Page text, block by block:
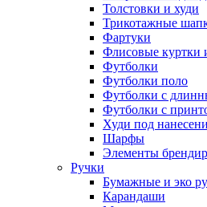
Толстовки и худи
Трикотажные
Фартуки
Флисовые куртки
Футболки
Футболки поло
Футболки с
Футболки с
Худи под
Шарфы
Элементы
Ручки
Бумажные и эко
Карандаши